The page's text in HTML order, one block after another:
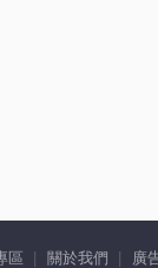
區 關於我們 廣